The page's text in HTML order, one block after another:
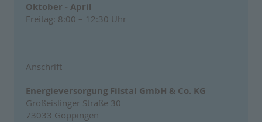
Oktober - April
Freitag: 8:00 – 12:30 Uhr
Anschrift
Energieversorgung Filstal GmbH & Co. KG
Großeislinger Straße 30
73033 Göppingen